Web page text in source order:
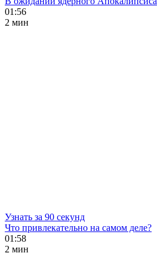
01:56
2 мин
Узнать за 90 секунд
Что привлекательно на самом деле?
01:58
2 мин